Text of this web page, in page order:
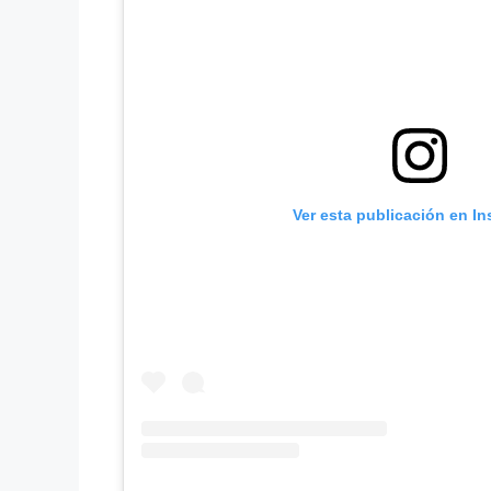
Ver esta publicación en